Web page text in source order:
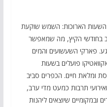
השעות הארוכות: השמש שוקעת
בחודשי הקיץ, מה שמאפשר
פארקי השעשועים והמים
פועלים בשעות
ומלאת חיים. הכפרים סביב
תרבות כמעט מדי ערב,
ובמקומיים שיוצאים ליהנות